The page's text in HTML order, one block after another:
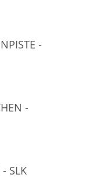
-
-
SLK